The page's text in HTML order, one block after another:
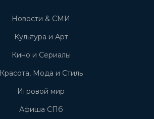
Новости & СМИ
Культура и Арт
Кино и Сериалы
Красота, Мода и Стиль
Игровой мир
Афиша СПб